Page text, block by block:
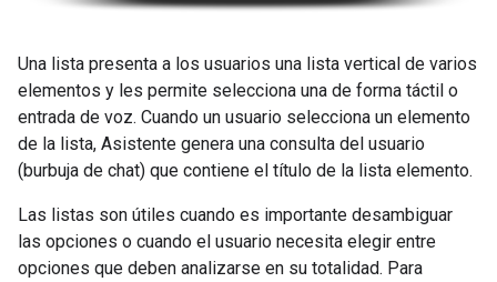
Una lista presenta a los usuarios una lista vertical de varios
elementos y les permite selecciona una de forma táctil o
entrada de voz. Cuando un usuario selecciona un elemento
de la lista, Asistente genera una consulta del usuario
(burbuja de chat) que contiene el título de la lista elemento.
Las listas son útiles cuando es importante desambiguar
las opciones o cuando el usuario necesita elegir entre
opciones que deben analizarse en su totalidad. Para